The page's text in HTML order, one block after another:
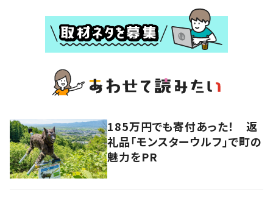
185万円でも寄付あった！ 返
礼品「モンスターウルフ」で町の
魅力をPR